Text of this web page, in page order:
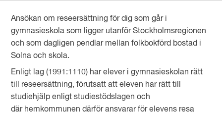
Ansökan om reseersättning för dig som går i
gymnasieskola som ligger utanför Stockholmsregionen
och som dagligen pendlar mellan folkbokförd bostad i
Solna och skola.
Enligt lag (1991:1110) har elever i gymnasieskolan rätt
till reseersättning, förutsatt att eleven har rätt till
studiehjälp enligt studiestödslagen och
där hemkommunen därför ansvarar för elevens resa